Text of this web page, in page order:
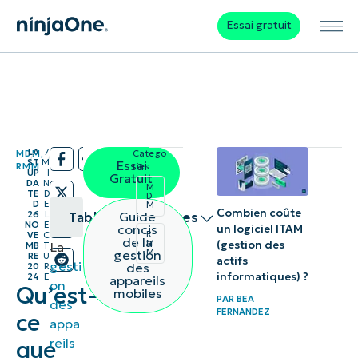
Essai gratuit
MDM,
RMM
/
LA
ST
UP
DA
TE
D
26
NO
VE
MB
RE
20
24
/
7
M
I
N
D
E
L
E
C
T
U
R
E
Qu’est-
ce
que
Table des matières
À quoi
sert
MDM
La
gesti
on
des
appa
reils
Essai
Gratuit
Guide
concis
de la
gestion
des
appareils
mobiles
Catego
ries:
M
D
M
R
M
M
Combien coûte
un logiciel ITAM
(gestion des
actifs
informatiques) ?
PAR BEA
FERNANDEZ